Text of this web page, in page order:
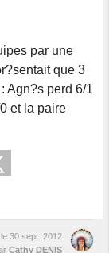
par une
que 3
Agn?s perd 6/1
et la paire
30 sept. 2012
Cathy DENIS